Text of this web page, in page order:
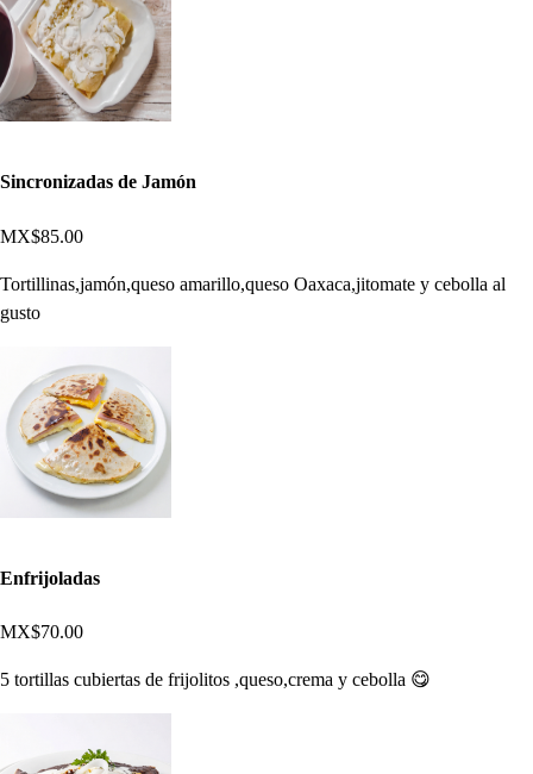
Sincronizadas de Jamón
MX$85.00
Tortillinas,jamón,queso amarillo,queso Oaxaca,jitomate y cebolla al
gusto
Enfrijoladas
MX$70.00
5 tortillas cubiertas de frijolitos ,queso,crema y cebolla 😋